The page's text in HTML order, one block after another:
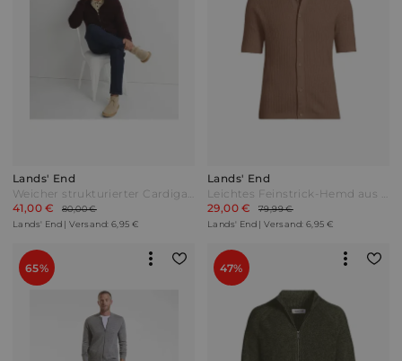
Lands' End
Weicher strukturierter Cardigan mit durchgängigem Reißverschluss Herren Lila by Lands' End
41,00 €
80,00 €
Lands' End | Versand: 6,95 €
Lands' End
Leichtes Feinstrick-Hemd aus Baumwolle Herren Braun by Lands' End
29,00 €
79,99 €
Lands' End | Versand: 6,95 €
65% 47%